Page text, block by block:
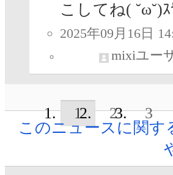
こしてね( ˘ω˘)ｽ
2025年09月16日
mixiユー
1 2 3
このニュースに関す